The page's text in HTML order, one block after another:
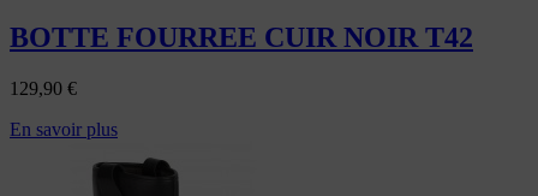
BOTTE FOURREE CUIR NOIR T42
129,90 €
En savoir plus